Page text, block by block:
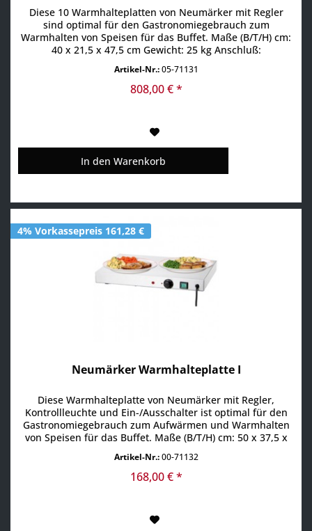
Diese 10 Warmhalteplatten von Neumärker mit Regler
sind optimal für den Gastronomiegebrauch zum
Warmhalten von Speisen für das Buffet. Maße (B/T/H) cm:
40 x 21,5 x 47,5 cm Gewicht: 25 kg Anschluß:
Stecker in Schuko-Bauweise Produktdetails: Gehäuse aus
Edelstahl 10 Warmhalteplatten aus Aluminium à 27 x 15
Artikel-Nr.:05-71131
808,00 € *
In den Warenkorb
4% Vorkassepreis 161,28 €
Neumärker Warmhalteplatte I
Diese Warmhalteplatte von Neumärker mit Regler,
Kontrollleuchte und Ein-/Ausschalter ist optimal für den
Gastronomiegebrauch zum Aufwärmen und Warmhalten
von Speisen für das Buffet. Maße (B/T/H) cm: 50 x 37,5 x
0,25 kW 1 Phase / 50 Hz / 16 A mit Stecker in Schuko-
Bauweise Produktdetails: Gehäuse aus Edelstahl Regler...
Artikel-Nr.:00-71132
168,00 € *